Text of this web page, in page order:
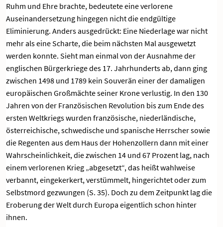
Ruhm und Ehre brachte, bedeutete eine verlorene
Auseinandersetzung hingegen nicht die endgültige
Eliminierung. Anders ausgedrückt: Eine Niederlage war nicht
mehr als eine Scharte, die beim nächsten Mal ausgewetzt
werden konnte. Sieht man einmal von der Ausnahme der
englischen Bürgerkriege des 17. Jahrhunderts ab, dann ging
zwischen 1498 und 1789 kein Souverän einer der damaligen
europäischen Großmächte seiner Krone verlustig. In den 130
Jahren von der Französischen Revolution bis zum Ende des
ersten Weltkriegs wurden französische, niederländische,
österreichische, schwedische und spanische Herrscher sowie
die Regenten aus dem Haus der Hohenzollern dann mit einer
Wahrscheinlichkeit, die zwischen 14 und 67 Prozent lag, nach
einem verlorenen Krieg „abgesetzt“, das heißt wahlweise
verbannt, eingekerkert, verstümmelt, hingerichtet oder zum
Selbstmord gezwungen (S. 35). Doch zu dem Zeitpunkt lag die
Eroberung der Welt durch Europa eigentlich schon hinter
ihnen.